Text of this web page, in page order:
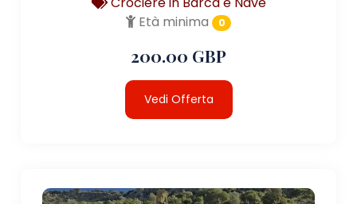
Età minima
0
200.00 GBP
Vedi Offerta